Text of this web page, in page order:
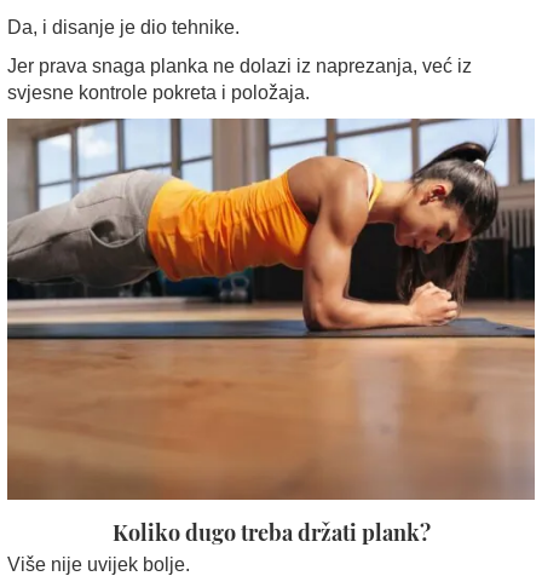
Da, i disanje je dio tehnike.
Jer prava snaga planka ne dolazi iz naprezanja, već iz
svjesne kontrole pokreta i položaja.
Koliko dugo treba držati plank?
Više nije uvijek bolje.